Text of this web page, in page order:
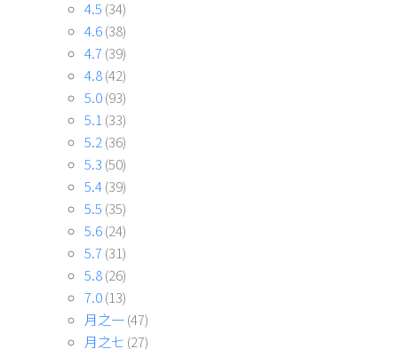
4.5 (34)
4.6(38)
4.7 (39)
4.8(42)
5.0(93)
5.1 (33)
5.2 (36)
5.3 (50)
5.4(39)
5.5 (35)
5.6(24)
5.7 (31)
5.8(26)
7.0(13)
月之一(47)
月之七 (27)